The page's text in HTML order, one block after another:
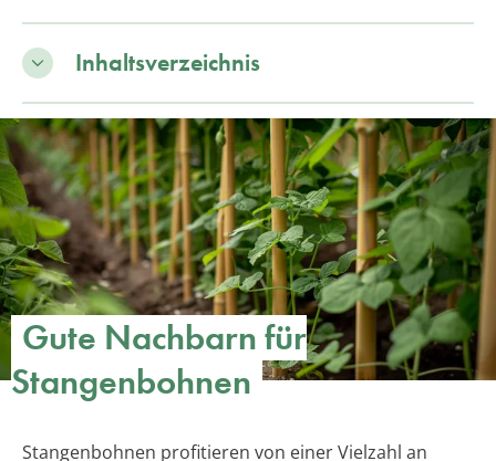
Inhaltsverzeichnis
Gute Nachbarn für
Stangenbohnen
Stangenbohnen profitieren von einer Vielzahl an